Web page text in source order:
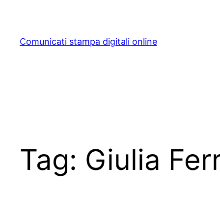
content
Comunicati stampa digitali online
Tag: Giulia